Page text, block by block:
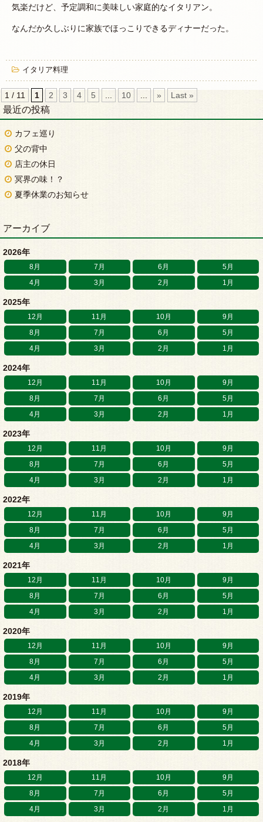
気楽だけど、予定調和に美味しい家庭的なイタリアン。
なんだか久しぶりに家族でほっこりできるディナーだった。
イタリア料理
1 / 11 1 2 3 4 5 10 » Last »
最近の投稿
カフェ巡り
父の背中
店主の休日
冥界の味！？
夏季休業のお知らせ
アーカイブ
2026年
8月 7月 6月
5月
4月
3月 2月 1月
2025年
12月 11月 10月
9月
8月
7月 6月
5月
4月
3月 2月 1月
2024年
12月 11月 10月
9月
8月
7月 6月
5月
4月
3月 2月 1月
2023年
12月 11月 10月
9月
8月
7月 6月
5月
4月
3月 2月 1月
2022年
12月 11月 10月
9月
8月
7月 6月
5月
4月
3月 2月 1月
2021年
12月 11月 10月
9月
8月
7月 6月
5月
4月
3月 2月 1月
2020年
12月 11月 10月
9月
8月
7月 6月
5月
4月
3月 2月 1月
2019年
12月 11月 10月
9月
8月
7月 6月
5月
4月
3月 2月 1月
2018年
12月 11月 10月
9月
8月
7月 6月
5月
4月
3月 2月 1月